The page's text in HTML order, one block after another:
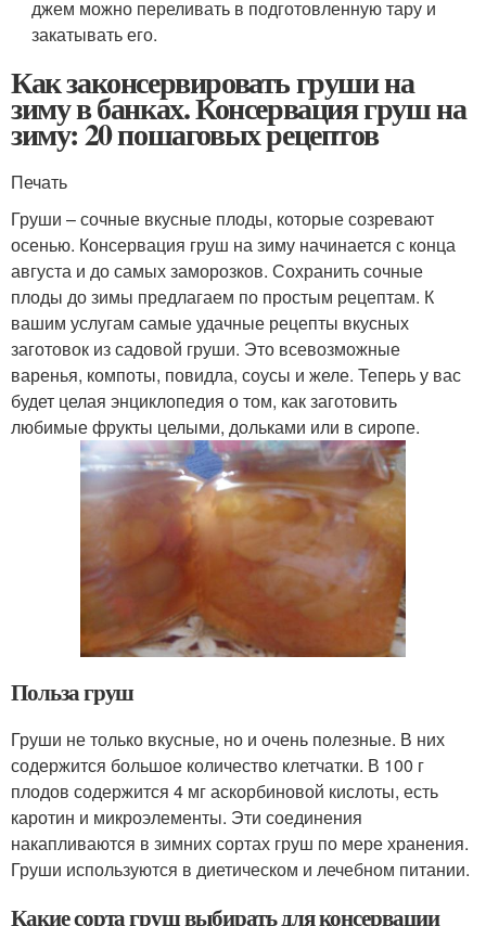
джем можно переливать в подготовленную тару и
закатывать его.
Как законсервировать груши на
зиму в банках. Консервация груш на
зиму: 20 пошаговых рецептов
Печать
Груши – сочные вкусные плоды, которые созревают
осенью. Консервация груш на зиму начинается с конца
августа и до самых заморозков. Сохранить сочные
плоды до зимы предлагаем по простым рецептам. К
вашим услугам самые удачные рецепты вкусных
заготовок из садовой груши. Это всевозможные
варенья, компоты, повидла, соусы и желе. Теперь у вас
будет целая энциклопедия о том, как заготовить
любимые фрукты целыми, дольками или в сиропе.
Польза груш
Груши не только вкусные, но и очень полезные. В них
содержится большое количество клетчатки. В 100 г
плодов содержится 4 мг аскорбиновой кислоты, есть
каротин и микроэлементы. Эти соединения
накапливаются в зимних сортах груш по мере хранения.
Груши используются в диетическом и лечебном питании.
Какие сорта груш выбирать для консервации